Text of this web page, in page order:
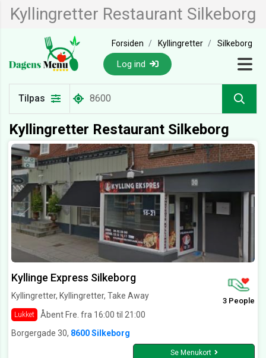
Kyllingretter Restaurant Silkeborg
Forsiden Kyllingretter Silkeborg
Log ind
Tilpas
Kyllingretter Restaurant Silkeborg
Kyllinge Express Silkeborg
Kyllingretter, Kyllingretter, Take Away
Lukket Åbent Fre. fra 16:00 til 21:00
3 People
Borgergade 30, 8600 Silkeborg
Se Menukort